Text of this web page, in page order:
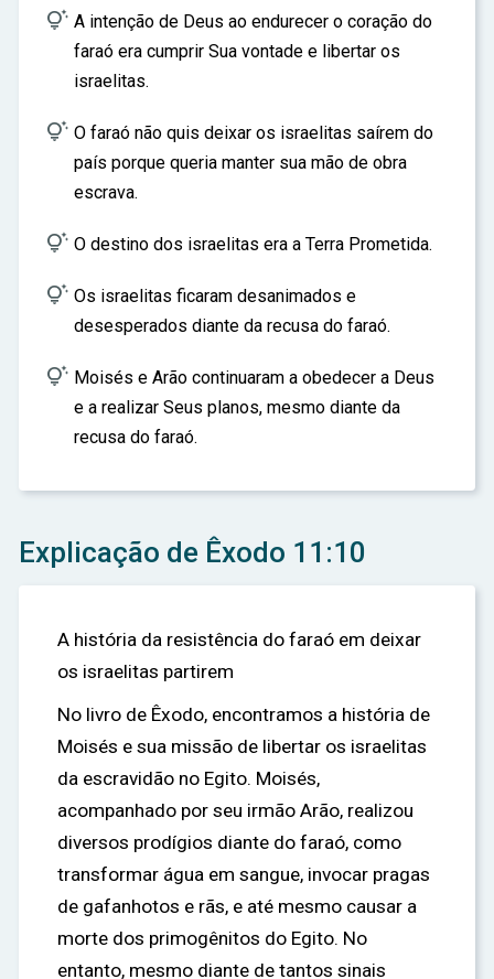
 A intenção de Deus ao endurecer o coração do
faraó era cumprir Sua vontade e libertar os
israelitas.
 O faraó não quis deixar os israelitas saírem do
país porque queria manter sua mão de obra
escrava.
 O destino dos israelitas era a Terra Prometida.
 Os israelitas ficaram desanimados e
desesperados diante da recusa do faraó.
 Moisés e Arão continuaram a obedecer a Deus
e a realizar Seus planos, mesmo diante da
recusa do faraó.
Explicação de Êxodo 11:10
A história da resistência do faraó em deixar
os israelitas partirem
No livro de Êxodo, encontramos a história de
Moisés e sua missão de libertar os israelitas
da escravidão no Egito. Moisés,
acompanhado por seu irmão Arão, realizou
diversos prodígios diante do faraó, como
transformar água em sangue, invocar pragas
de gafanhotos e rãs, e até mesmo causar a
morte dos primogênitos do Egito. No
entanto, mesmo diante de tantos sinais